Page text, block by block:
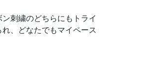
刺繍のどちらにもトライ
、どなたでもマイペース